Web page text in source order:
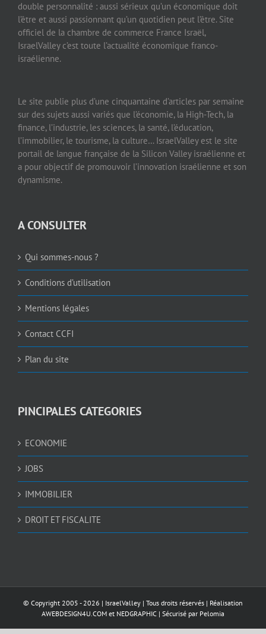
double personnalité : aussi sérieux qu’un économique doit
l’être et aussi passionnant qu’un quotidien peut l’être. Site
officiel de la chambre de commerce France Israël,
IsraelValley c’est toute l’actualité économique franco-
israélienne.
Le site publie plus d’une cinquantaine d’articles par semaine
sur des sujets aussi variés que l’économie, la High-Tech, la
finance, l’industrie, les sciences, la santé, l’éducation,
l’immobilier, le tourisme, la culture… IsraelValley est le site
portail de langue française de la Silicon Valley israélienne et
a pour objectif de promouvoir l’innovation israélienne et son
dynamisme.
A CONSULTER
Qui sommes-nous ?
Conditions d’utilisation
Mentions légales
Contact CCFI
Plan du site
PINCIPALES CATEGORIES
ECONOMIE
JOBS
IMMOBILIER
DROIT ET FISCALITE
© Copyright 2005 -2026 | IsraelValley | Tous droits réservés | Réalisation
AWEBDESIGN4U.COM et NEDGRAPHIC | Sécurisé par Pelomia